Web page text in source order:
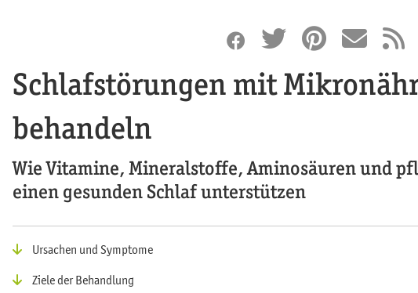
Schlafstörungen mit
behandeln
Wie Vitamine, Mineralstoffe, Aminosäuren und
einen gesunden Schlaf unterstützen
Ursachen und Symptome
Ziele der Behandlung